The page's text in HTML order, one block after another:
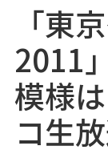
「東
2011
模様
コ生